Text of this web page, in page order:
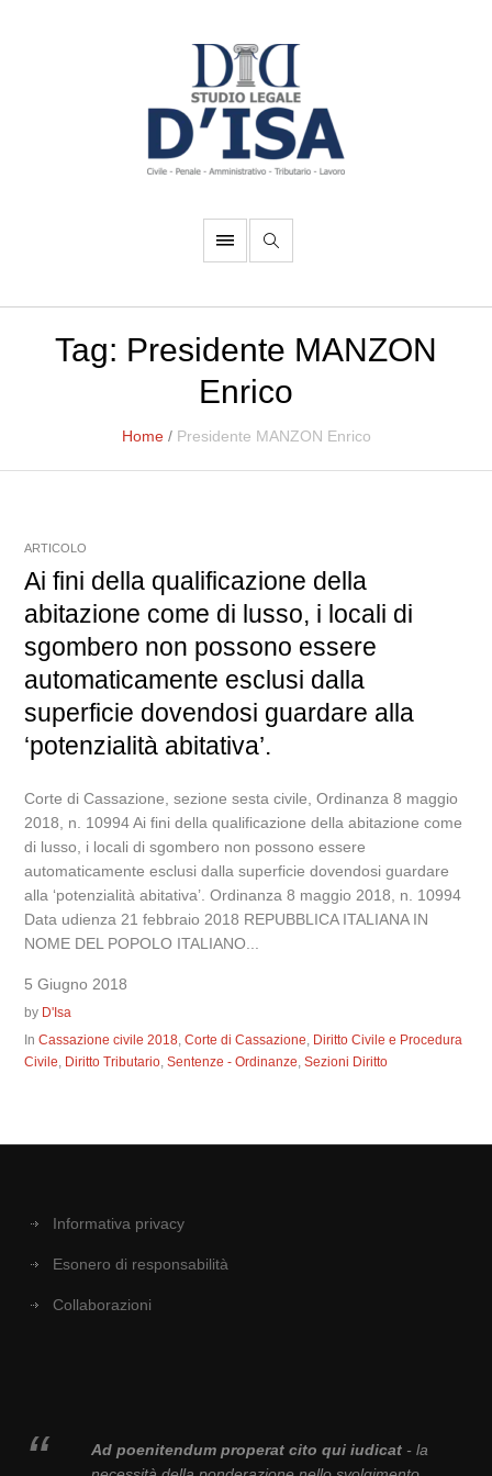
Tag: Presidente MANZON
Enrico
Home / Presidente MANZON Enrico
ARTICOLO
Ai fini della qualificazione della
abitazione come di lusso, i locali di
sgombero non possono essere
automaticamente esclusi dalla
superficie dovendosi guardare alla
‘potenzialità abitativa’.
Corte di Cassazione, sezione sesta civile, Ordinanza 8 maggio
2018, n. 10994 Ai fini della qualificazione della abitazione come
di lusso, i locali di sgombero non possono essere
automaticamente esclusi dalla superficie dovendosi guardare
alla ‘potenzialità abitativa’. Ordinanza 8 maggio 2018, n. 10994
Data udienza 21 febbraio 2018 REPUBBLICA ITALIANA IN
NOME DEL POPOLO ITALIANO...
5 Giugno 2018
by D'Isa
InCassazione civile 2018,Corte di Cassazione, Diritto Civile e Procedura
Civile, Diritto Tributario,Sentenze - Ordinanze,Sezioni Diritto
Informativa privacy
Esonero di responsabilità
Collaborazioni
Ad poenitendum properat cito qui iudicat- la